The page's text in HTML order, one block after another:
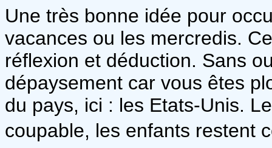
Une très bonne idée pour
vacances ou les mercredis.
réflexion et déduction. Sans
dépaysement car vous êtes
du pays, ici : les Etats-Unis.
coupable, les enfants restent